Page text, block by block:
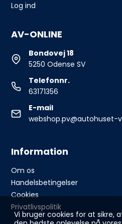
Vi bruger cookies for at sikre,
Log ind
AV-ONLINE
Bondovej 18
5250 Odense SV
Telefonnr.
63171356
E-mail
webshop.pv@autohuset-
Information
Om os
Handelsbetingelser
Cookies
Privatlivspolitik